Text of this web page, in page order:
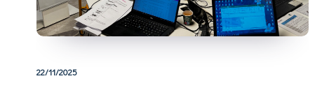
22/11/2025